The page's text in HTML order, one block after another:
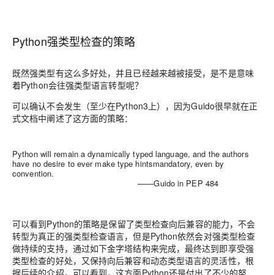
Python强类型检查的策略
既然强类型有这么多好处，并且已经越来越被接受，是不是意味
着Python会往强类型语言转型呢？
可以确认不会发生（至少在Python3上），因为Guido很早就在正
式文档中阐述了这方面的策略：
Python will remain adynamically typed language, and the authors
have nodesire to ever make type hintsmandatory, even by
convention.
——Guido in PEP 484
可以看到Python的策略是保留了类型检查向后兼容的能力，不会
转型为真正的强类型检查语言，但是Python依然会对强类型检查
做持续的支持，通过如下金字塔结构来完成，最终达到即享受强
类型检查的好处，又保持向后兼容和动态类型语言的灵活性，根
据后续的介绍，可以看到，这方面Python还是付出了不少的努